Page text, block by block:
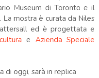
Museum di Toronto e il
mostra è curata da Niles
ed è progettata e
e Azienda Speciale
di oggi, sarà in replica